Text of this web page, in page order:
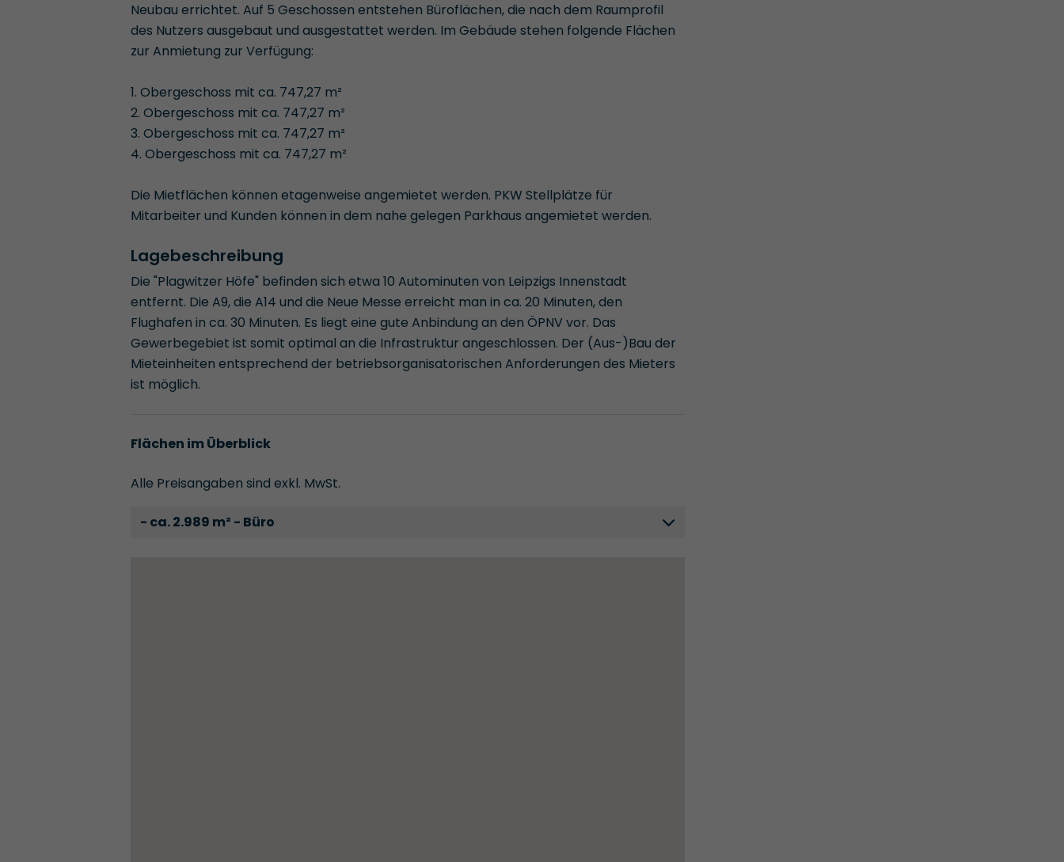
Neubau errichtet. Auf 5 Geschossen entstehen Büroflächen, die nach dem Raumprofil
des Nutzers ausgebaut und ausgestattet werden. Im Gebäude stehen folgende Flächen
zur Anmietung zur Verfügung:
1. Obergeschoss mit ca. 747,27 m²
2. Obergeschoss mit ca. 747,27 m²
3. Obergeschoss mit ca. 747,27 m²
4. Obergeschoss mit ca. 747,27 m²
Die Mietflächen können etagenweise angemietet werden. PKW Stellplätze für
Mitarbeiter und Kunden können in dem nahe gelegen Parkhaus angemietet werden.
Lagebeschreibung
Die "Plagwitzer Höfe" befinden sich etwa 10 Autominuten von Leipzigs Innenstadt
entfernt. Die A9, die A14 und die Neue Messe erreicht man in ca. 20 Minuten, den
Flughafen in ca. 30 Minuten. Es liegt eine gute Anbindung an den ÖPNV vor. Das
Gewerbegebiet ist somit optimal an die Infrastruktur angeschlossen. Der (Aus-)Bau der
Mieteinheiten entsprechend der betriebsorganisatorischen Anforderungen des Mieters
ist möglich.
Flächen im Überblick
Alle Preisangaben sind exkl. MwSt.
- ca. 2.989 m² - Büro